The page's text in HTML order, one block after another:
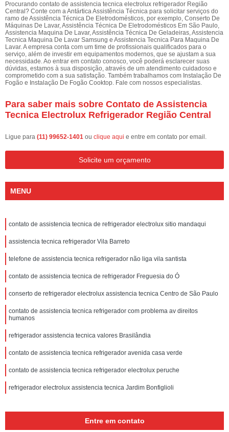
Procurando contato de assistencia tecnica electrolux refrigerador Região
Central? Conte com a Antártica Assistência Técnica para solicitar serviços do
ramo de Assistência Técnica De Eletrodomésticos, por exemplo, Conserto De
Máquinas De Lavar, Assistência Técnica De Eletrodomésticos Em São Paulo,
Assistencia Maquina De Lavar, Assistência Técnica De Geladeiras, Assistencia
Tecnica Maquina De Lavar Samsung e Assistencia Tecnica Para Maquina De
Lavar. A empresa conta com um time de profissionais qualificados para o
serviço, além de investir em equipamentos modernos, que se ajustam a sua
necessidade. Ao entrar em contato conosco, você poderá esclarecer suas
dúvidas, estamos à sua disposição, através de um atendimento cuidadoso e
comprometido com a sua satisfação. Também trabalhamos com Instalação De
Fogão e Instalação De Fogão Cooktop. Fale com nossos especialistas.
Para saber mais sobre Contato de Assistencia
Tecnica Electrolux Refrigerador Região Central
Ligue para (11) 99652-1401 ou clique aqui e entre em contato por email.
Solicite um orçamento
MENU
contato de assistencia tecnica de refrigerador electrolux sitio mandaqui
assistencia tecnica refrigerador Vila Barreto
telefone de assistencia tecnica refrigerador não liga vila santista
contato de assistencia tecnica de refrigerador Freguesia do Ó
conserto de refrigerador electrolux assistencia tecnica Centro de São Paulo
contato de assistencia tecnica refrigerador com problema av direitos
humanos
refrigerador assistencia tecnica valores Brasilândia
contato de assistencia tecnica refrigerador avenida casa verde
contato de assistencia tecnica refrigerador electrolux peruche
refrigerador electrolux assistencia tecnica Jardim Bonfiglioli
Entre em contato